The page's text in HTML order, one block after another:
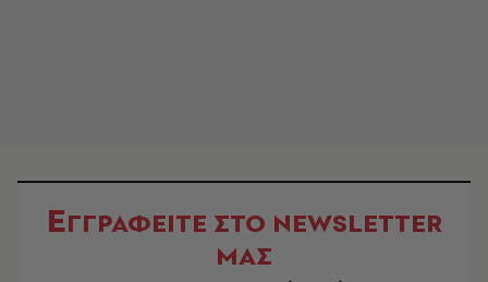
ΕΓΓΡΑΦΕΙΤΕ ΣΤΟ NEWSLETTER
ΜΑΣ